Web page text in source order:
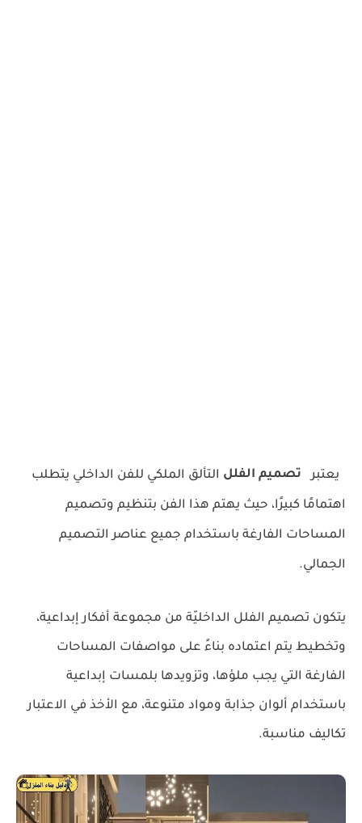
يعتبر تصميم الفلل التألق الملكي للفن الداخلي يتطلب
اهتمامًا كبيرًا، حيث يهتم هذا الفن بتنظيم وتصميم
المساحات الفارغة باستخدام جميع عناصر التصميم
الجمالي.
يتكون تصميم الفلل الداخليّة من مجموعة أفكار إبداعية،
وتخطيط يتم اعتماده بناءً على مواصفات المساحات
الفارغة التي يجب ملؤها، وتزويدها بلمسات إبداعية
باستخدام ألوان جذابة ومواد متنوعة، مع الأخذ في الاعتبار
تكاليف مناسبة.